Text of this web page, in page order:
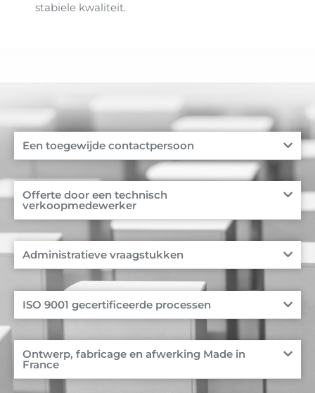
stabiele kwaliteit.
Een toegewijde contactpersoon
Offerte door een technisch
verkoopmedewerker
Administratieve vraagstukken
ISO 9001 gecertificeerde processen
Ontwerp, fabricage en afwerking Made in
France